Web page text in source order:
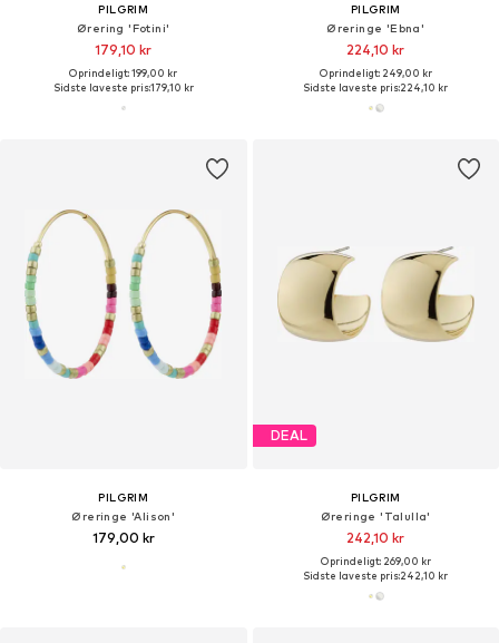
PILGRIM
Ørering 'Fotini'
179,10 kr
Oprindeligt: 199,00 kr
Sidste laveste pris:179,10 kr
PILGRIM
Øreringe 'Ebna'
224,10 kr
Oprindeligt: 249,00 kr
Sidste laveste pris:224,10 kr
PILGRIM
Øreringe 'Alison'
179,00 kr
DEAL
PILGRIM
Øreringe 'Talulla'
242,10 kr
Oprindeligt: 269,00 kr
Sidste laveste pris:242,10 kr